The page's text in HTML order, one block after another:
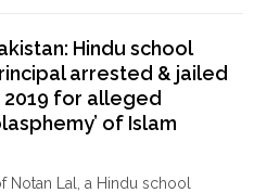
করলো
ইজরায়েল;
নেতানিয়াহু
বললেন,
Hindu school
arrested & jailed
2019 for alleged
of Islam
HCLal, a Hindu school